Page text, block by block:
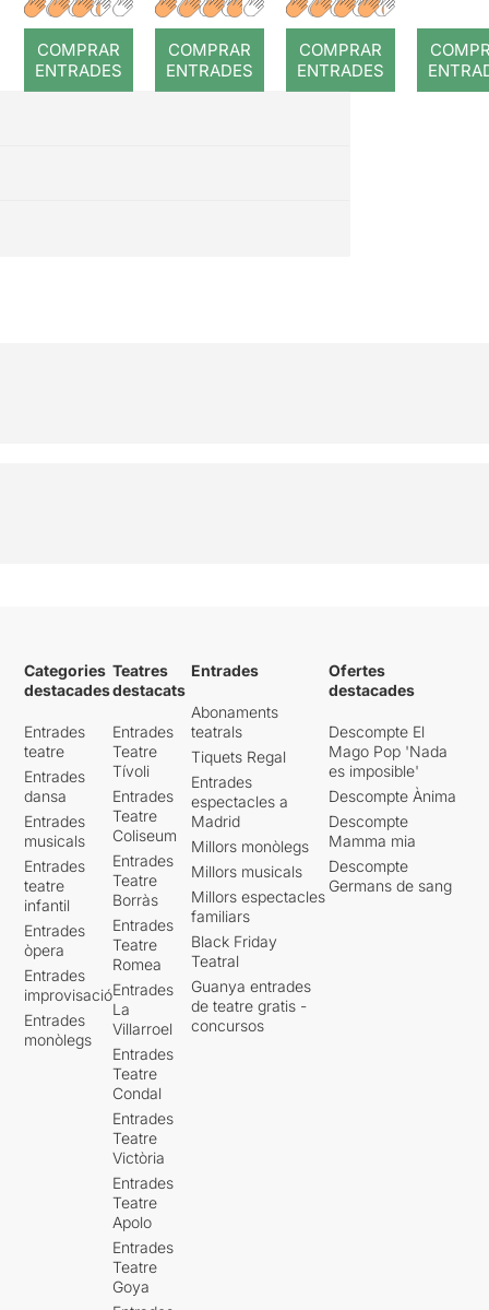
COMPRAR
ENTRADES
COMPRAR
ENTRADES
COMPRAR
ENTRADES
Categories
destacades
Entrades
teatre
Entrades
dansa
Entrades
musicals
Entrades
teatre
infantil
Entrades
òpera
Entrades
improvisació
Entrades
monòlegs
Teatres
destacats
Entrades
Teatre
Tívoli
Entrades
Teatre
Coliseum
Entrades
Teatre
Borràs
Entrades
Teatre
Romea
Entrades
La
Villarroel
Entrades
Teatre
Condal
Entrades
Teatre
Victòria
Entrades
Teatre
Apolo
Entrades
Teatre
Goya
Entrades
Abonaments
teatrals
Tiquets Regal
Entrades
espectacles a
Madrid
Millors monòlegs
Millors musicals
Millors espectacles
familiars
Black Friday
Teatral
Guanya entrades
de teatre gratis -
concursos
Ofertes
destacades
Descompte El
Mago Pop 'Nada
es imposible'
Descompte Ànima
Descompte
Mamma mia
Descompte
Germans de sang